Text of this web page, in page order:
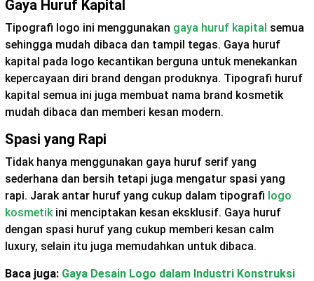
Gaya Huruf Kapital
Tipografi logo ini menggunakan gaya huruf kapital semua
sehingga mudah dibaca dan tampil tegas. Gaya huruf
kapital pada logo kecantikan berguna untuk menekankan
kepercayaan diri brand dengan produknya. Tipografi huruf
kapital semua ini juga membuat nama brand kosmetik
mudah dibaca dan memberi kesan modern.
Spasi yang Rapi
Tidak hanya menggunakan gaya huruf serif yang
sederhana dan bersih tetapi juga mengatur spasi yang
rapi. Jarak antar huruf yang cukup dalam tipografi logo
kosmetik ini menciptakan kesan eksklusif. Gaya huruf
dengan spasi huruf yang cukup memberi kesan calm
luxury, selain itu juga memudahkan untuk dibaca.
Baca juga: Gaya Desain Logo dalam Industri Konstruksi